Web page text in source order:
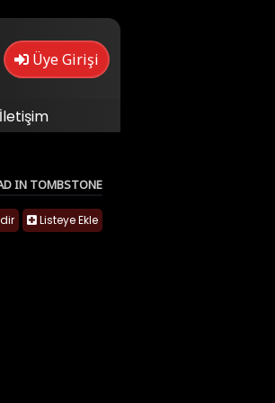
Üye Girişi
İletişim
IN TOMBSTONE
Listeye Ekle